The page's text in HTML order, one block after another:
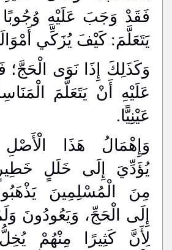
فَقَدْ وَجَبَ عَلَيْهِ وُجُوبًا
يَتَعَلَّمَ: كَيْفَ يُزَكِّي
وَكَذَلِكَ إِذَا نَوَى الْحَجَّ؛
عَلَيْهِ أَنْ يَتَعَلَّمَ
عَيْنِيًّا.
وَإِهْمَالُ هَذَا الْأَصْلِ
يُؤَدِّيَ إِلَى خَلَلٍ
مِنَ الْمُسْلِمِينَ
إِلَى الْحَجِّ، وَيَعُودُونَ
لِأَنَّ كَثِيرًا مِنْهُمْ